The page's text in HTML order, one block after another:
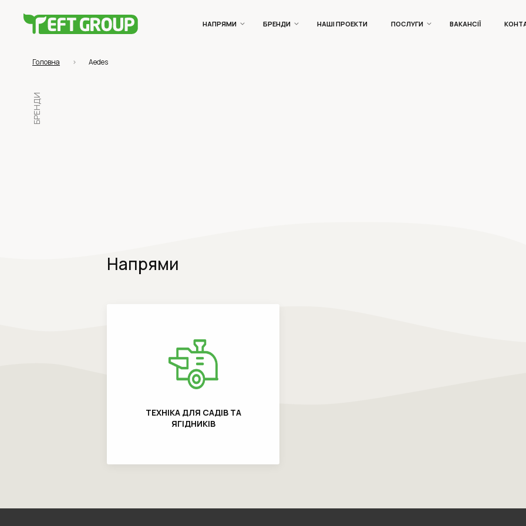
НАПРЯМИ БРЕНДИ НАШІ ПРОЕКТИ ПОСЛУГИ ВАКАНСІЇ
Головна Aedes
БРЕНДИ
Напрями
ТЕХНІКА ДЛЯ САДІВ ТА
ЯГІДНИКІВ